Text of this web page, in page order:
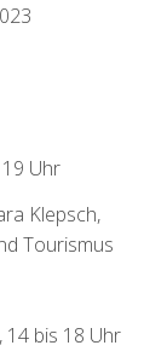
Uhr
Klepsch,
Tourismus
bis 18 Uhr